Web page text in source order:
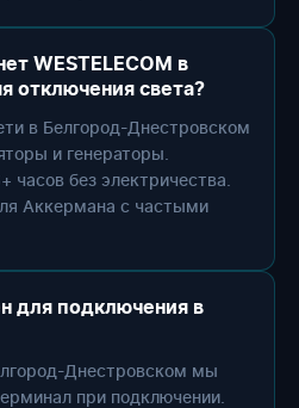
WESTELECOM в
отключения света?
в Белгород-Днестровском
и генераторы.
часов без электричества.
Аккермана с частыми
для подключения в
Днестровском мы
при подключении.